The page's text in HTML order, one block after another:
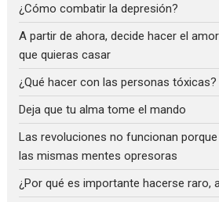
¿Cómo combatir la depresión?
A partir de ahora, decide hacer el
que quieras casar
¿Qué hacer con las personas tóxicas?
Deja que tu alma tome el mando
Las revoluciones no funcionan
las mismas mentes opresoras
¿Por qué es importante hacerse raro,